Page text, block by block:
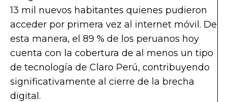
13 mil nuevos habitantes quienes pudieron
acceder por primera vez al internet móvil. De
esta manera, el 89 % de los peruanos hoy
cuenta con la cobertura de al menos un tipo
de tecnología de Claro Perú, contribuyendo
significativamente al cierre de la brecha
digital.